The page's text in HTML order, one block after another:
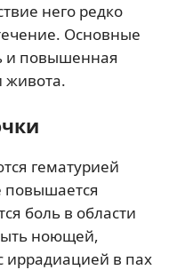
него редко
Основные
и повышенная
живота.
гематурией
боль в области
ноющей,
в пах